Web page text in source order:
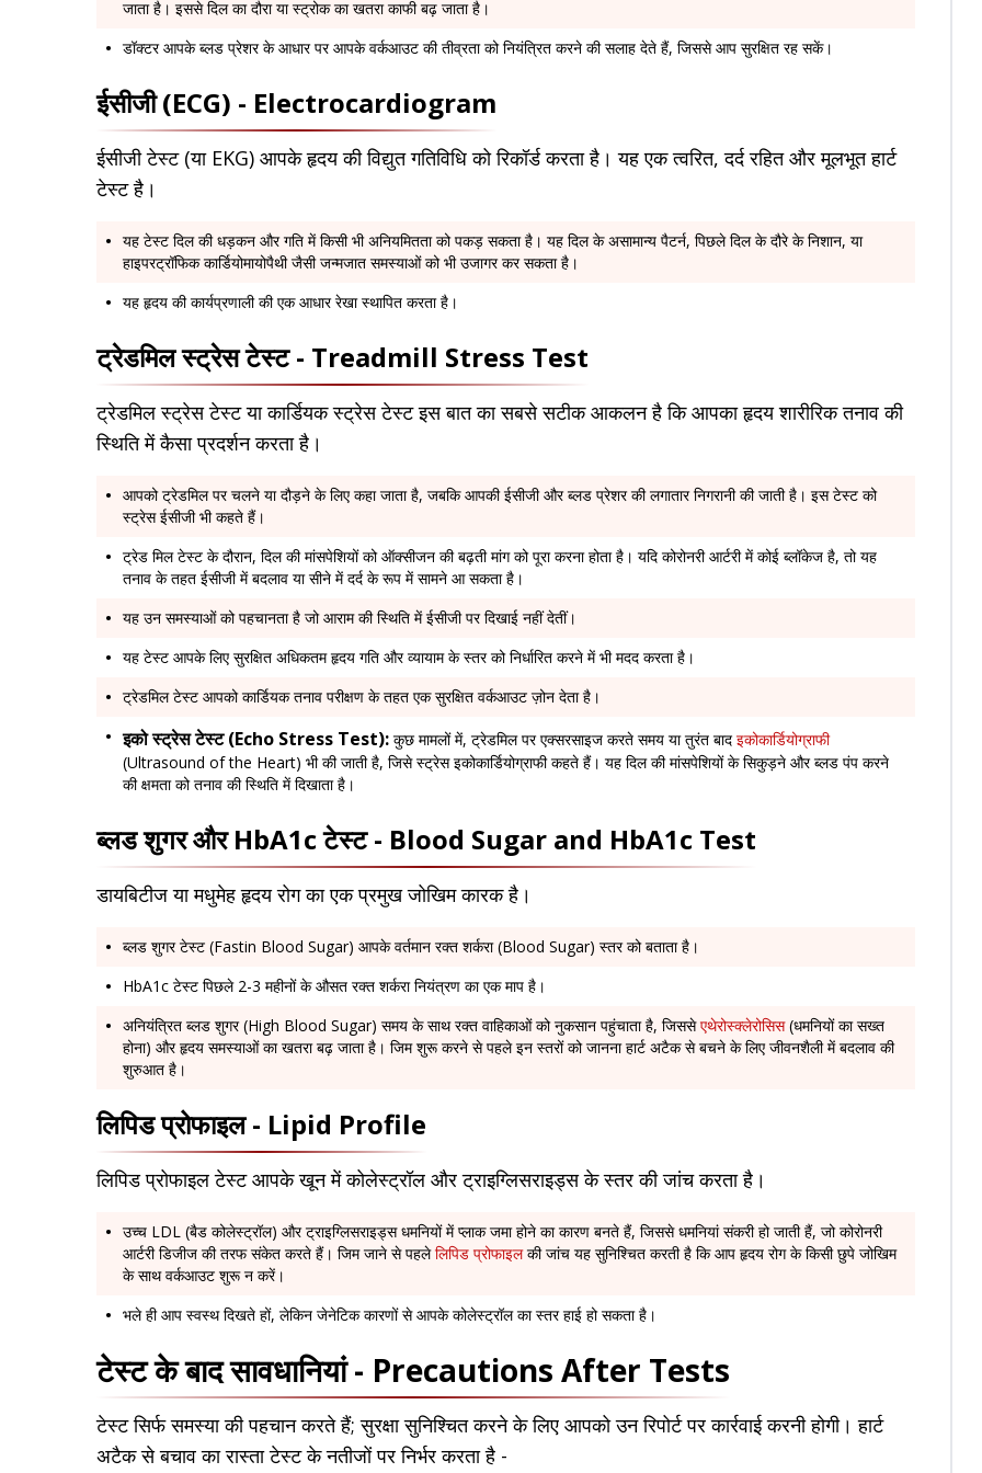
जाता है। इससे दिल का दौरा या स्ट्रोक का खतरा काफी बढ़ जाता है।
डॉक्टर आपके ब्लड प्रेशर के आधार पर आपके वर्कआउट की तीव्रता को नियंत्रित करने की सलाह देते हैं, जिससे आप सुरक्षित रह सकें।
ईसीजी (ECG) - Electrocardiogram
ईसीजी टेस्ट (या EKG) आपके हृदय की विद्युत गतिविधि को रिकॉर्ड करता है। यह एक त्वरित, दर्द रहित और मूलभूत हार्ट
टेस्ट है।
यह टेस्ट दिल की धड़कन और गति में किसी भी अनियमितता को पकड़ सकता है। यह दिल के असामान्य पैटर्न, पिछले दिल के दौरे के निशान, या
हाइपरट्रॉफिक कार्डियोमायोपैथी जैसी जन्मजात समस्याओं को भी उजागर कर सकता है।
यह हृदय की कार्यप्रणाली की एक आधार रेखा स्थापित करता है।
ट्रेडमिल स्ट्रेस टेस्ट - Treadmill Stress Test
ट्रेडमिल स्ट्रेस टेस्ट या कार्डियक स्ट्रेस टेस्ट इस बात का सबसे सटीक आकलन है कि आपका हृदय शारीरिक तनाव की
स्थिति में कैसा प्रदर्शन करता है।
आपको ट्रेडमिल पर चलने या दौड़ने के लिए कहा जाता है, जबकि आपकी ईसीजी और ब्लड प्रेशर की लगातार निगरानी की जाती है। इस टेस्ट को
स्ट्रेस ईसीजी भी कहते हैं।
ट्रेड मिल टेस्ट के दौरान, दिल की मांसपेशियों को ऑक्सीजन की बढ़ती मांग को पूरा करना होता है। यदि कोरोनरी आर्टरी में कोई ब्लॉकेज है, तो यह
तनाव के तहत ईसीजी में बदलाव या सीने में दर्द के रूप में सामने आ सकता है।
यह उन समस्याओं को पहचानता है जो आराम की स्थिति में ईसीजी पर दिखाई नहीं देतीं।
यह टेस्ट आपके लिए सुरक्षित अधिकतम हृदय गति और व्यायाम के स्तर को निर्धारित करने में भी मदद करता है।
ट्रेडमिल टेस्ट आपको कार्डियक तनाव परीक्षण के तहत एक सुरक्षित वर्कआउट ज़ोन देता है।
इको स्ट्रेस टेस्ट (Echo Stress Test): कुछ मामलों में, ट्रेडमिल पर एक्सरसाइज करते समय या तुरंत बाद इकोकार्डियोग्राफी
(Ultrasound of the Heart) भी की जाती है, जिसे स्ट्रेस इकोकार्डियोग्राफी कहते हैं। यह दिल की मांसपेशियों के सिकुड़ने और ब्लड पंप करने
की क्षमता को तनाव की स्थिति में दिखाता है।
ब्लड शुगर और HbA1c टेस्ट - Blood Sugar and HbA1c Test
डायबिटीज या मधुमेह हृदय रोग का एक प्रमुख जोखिम कारक है।
ब्लड शुगर टेस्ट (Fastin Blood Sugar) आपके वर्तमान रक्त शर्करा (Blood Sugar) स्तर को बताता है।
HbA1c टेस्ट पिछले 2-3 महीनों के औसत रक्त शर्करा नियंत्रण का एक माप है।
अनियंत्रित ब्लड शुगर (High Blood Sugar) समय के साथ रक्त वाहिकाओं को नुकसान पहुंचाता है, जिससेएथेरोस्क्लेरोसिस(धमनियों का सख्त
होना) और हृदय समस्याओं का खतरा बढ़ जाता है। जिम शुरू करने से पहले इन स्तरों को जानना हार्ट अटैक से बचने के लिए जीवनशैली में बदलाव की
शुरुआत है।
लिपिड प्रोफाइल - Lipid Profile
लिपिड प्रोफाइल टेस्ट आपके खून में कोलेस्ट्रॉल और ट्राइग्लिसराइड्स के स्तर की जांच करता है।
उच्च LDL (बैड कोलेस्ट्रॉल) और ट्राइग्लिसराइड्स धमनियों में प्लाक जमा होने का कारण बनते हैं, जिससे धमनियां संकरी हो जाती हैं, जो कोरोनरी
आर्टरी डिजीज की तरफ संकेत करते हैं। जिम जाने से पहलेलिपिड प्रोफाइलकी जांच यह सुनिश्चित करती है कि आप हृदय रोग के किसी छुपे जोखिम
के साथ वर्कआउट शुरू न करें।
भले ही आप स्वस्थ दिखते हों, लेकिन जेनेटिक कारणों से आपके कोलेस्ट्रॉल का स्तर हाई हो सकता है।
टेस्ट के बाद सावधानियां - Precautions After Tests
टेस्ट सिर्फ समस्या की पहचान करते हैं; सुरक्षा सुनिश्चित करने के लिए आपको उन रिपोर्ट पर कार्रवाई करनी होगी। हार्ट
अटैक से बचाव का रास्ता टेस्ट के नतीजों पर निर्भर करता है -